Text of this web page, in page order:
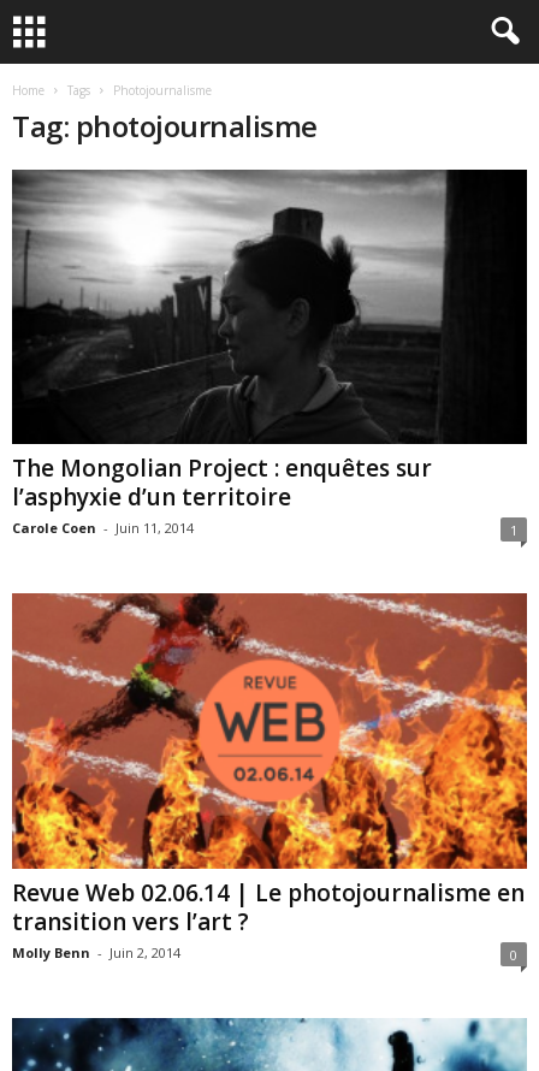
Home Tags Photojournalisme
Tag: photojournalisme
The Mongolian Project : enquêtes sur
l’asphyxie d’un territoire
Carole Coen - Juin 11, 2014 1
Revue Web 02.06.14 | Le photojournalisme en
transition vers l’art ?
Molly Benn - Juin 2, 2014 0